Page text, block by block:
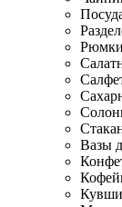
Рюмки
Вазы